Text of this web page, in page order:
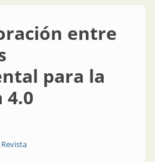
entre
para la
Revista